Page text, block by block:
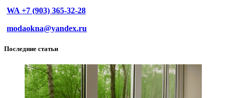
WA +7 (903) 365-32-28
modaokna@yandex.ru
Последние статьи